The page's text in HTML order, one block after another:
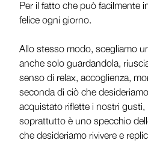
Per il fatto che può facilmente
felice ogni giorno.
Allo stesso modo, scegliamo
anche solo guardandola,
senso di relax, accoglienza,
seconda di ciò che
acquistato riflette i nostri gusti,
soprattutto è uno specchio
che desideriamo rivivere e